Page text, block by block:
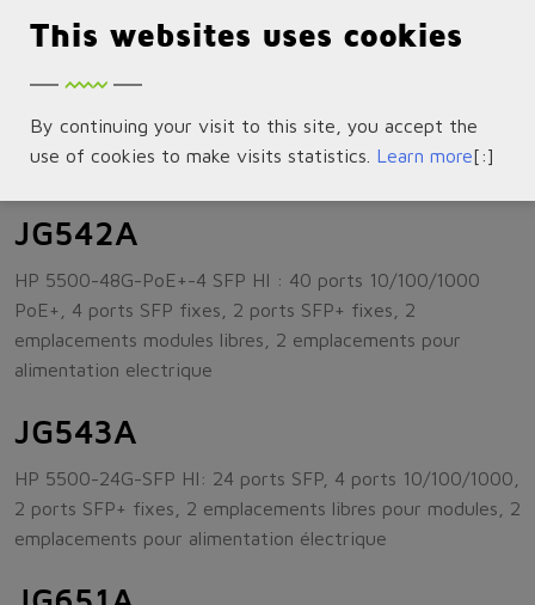
JG541A
HP 5500-24G-PoE+-4 SFP HI: Switch 24 ports
2 logements modules libres, 2 emplacements pour
JG542A
HP 5500-48G-PoE+-4 SFP HI : 40 ports 10/100/1000
PoE+, 4 ports SFP fixes, 2 ports SFP+ fixes, 2
emplacements modules libres, 2 emplacements pour
alimentation electrique
JG543A
HP 5500-24G-SFP HI: 24 ports SFP, 4 ports 10/100/1000,
2 ports SFP+ fixes, 2 emplacements libres pour modules, 2
emplacements pour alimentation électrique
This websites uses cookies
By continuing your visit to this site, you accept the
use of cookies to make visits statistics. Learn more[:]